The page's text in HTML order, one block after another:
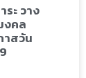
ะ วาง
งคล
าสวัน